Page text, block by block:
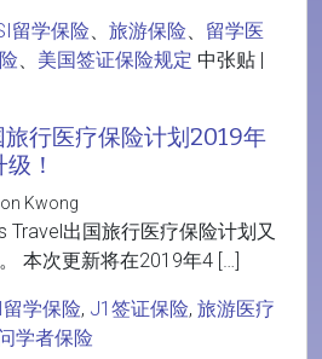
留学保险、 旅游保险、 留学医
、 美国签证保险规定 中张贴 |
行医疗保险计划2019年
！
Kwong
Travel出国旅行医疗保险计划又
本次更新将在2019年4 […]
留学保险, J1签证保险, 旅游医疗
学者保险